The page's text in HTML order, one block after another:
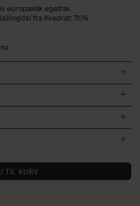
europæisk egetræ.
fra Kvadrat: 70%
TIL KURV